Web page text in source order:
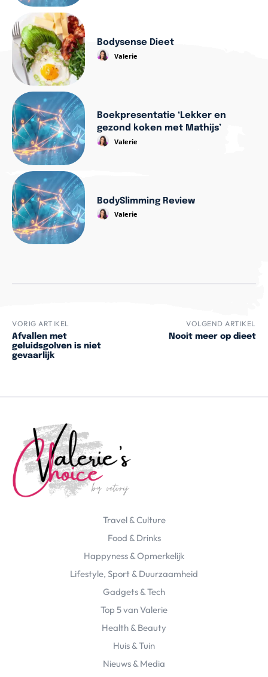
Bodysense Dieet
Valerie
Boekpresentatie ‘Lekker en
gezond koken met Mathijs’
Valerie
BodySlimming Review
Valerie
VORIG ARTIKEL
Afvallen met
geluidsgolven is niet
gevaarlijk
VOLGEND ARTIKEL
Nooit meer op dieet
Travel & Culture
Food & Drinks
Happyness & Opmerkelijk
Lifestyle, Sport & Duurzaamheid
Gadgets & Tech
Top 5 van Valerie
Health & Beauty
Huis & Tuin
Nieuws & Media